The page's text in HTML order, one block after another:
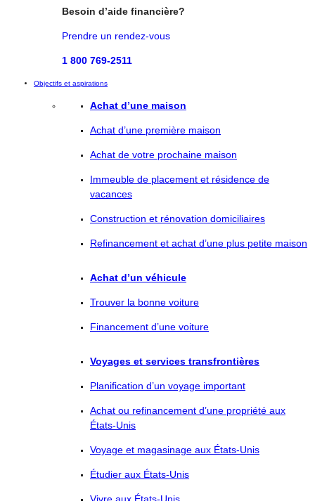
Besoin d’aide financière?
Prendre un rendez-vous
1 800 769-2511
Objectifs et aspirations
Achat d’une maison
Achat d’une première maison
Achat de votre prochaine maison
Immeuble de placement et résidence de
vacances
Construction et rénovation domiciliaires
Refinancement et achat d’une plus petite maison
Achat d’un véhicule
Trouver la bonne voiture
Financement d’une voiture
Voyages et services transfrontières
Planification d’un voyage important
Achat ou refinancement d’une propriété aux
États-Unis
Voyage et magasinage aux États-Unis
Étudier aux États-Unis
Vivre aux États-Unis